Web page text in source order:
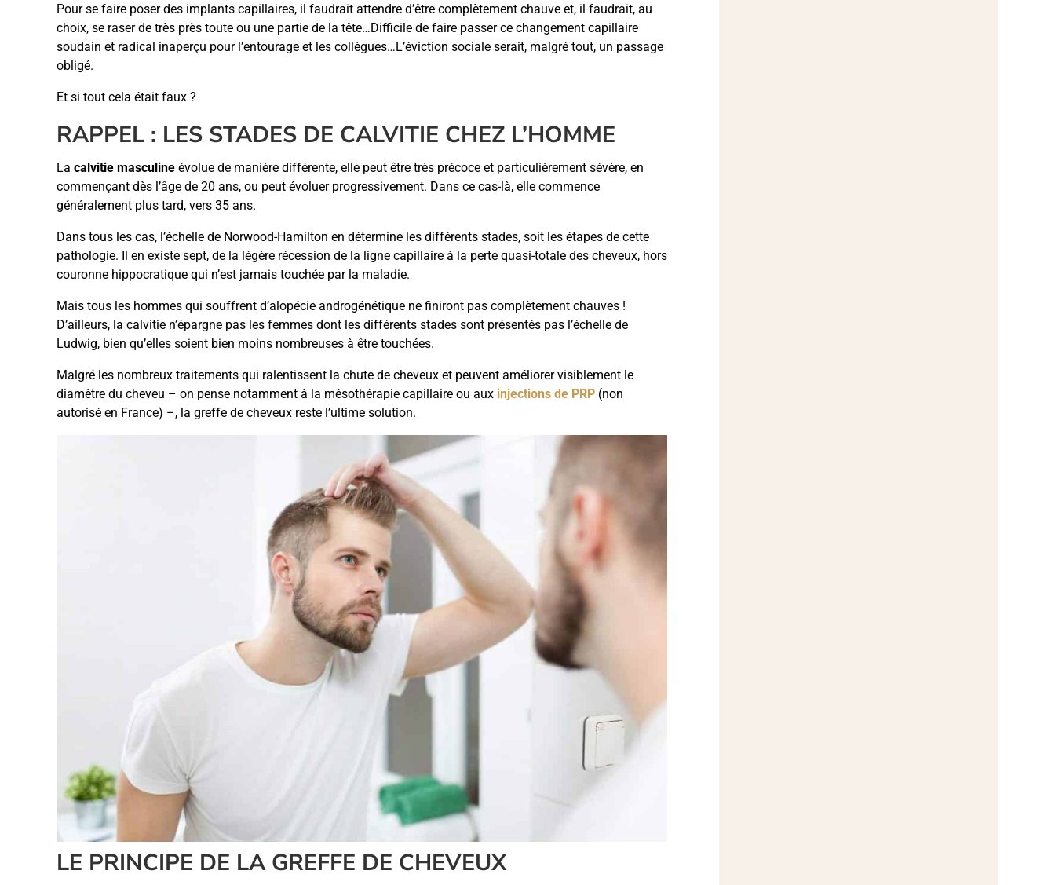
Pour se faire poser des implants capillaires, il faudrait attendre d’être complètement chauve et, il faudrait, au
choix, se raser de très près toute ou une partie de la tête…Difficile de faire passer ce changement capillaire
soudain et radical inaperçu pour l’entourage et les collègues…L’éviction sociale serait, malgré tout, un passage
obligé.
Et si tout cela était faux ?
RAPPEL : LES STADES DE CALVITIE CHEZ L’HOMME
La calvitie masculine évolue de manière différente, elle peut être très précoce et particulièrement sévère, en
commençant dès l’âge de 20 ans, ou peut évoluer progressivement. Dans ce cas-là, elle commence
généralement plus tard, vers 35 ans.
Dans tous les cas, l’échelle de Norwood-Hamilton en détermine les différents stades, soit les étapes de cette
pathologie. Il en existe sept, de la légère récession de la ligne capillaire à la perte quasi-totale des cheveux, hors
couronne hippocratique qui n’est jamais touchée par la maladie.
Mais tous les hommes qui souffrent d’alopécie androgénétique ne finiront pas complètement chauves !
D’ailleurs, la calvitie n’épargne pas les femmes dont les différents stades sont présentés pas l’échelle de
Ludwig, bien qu’elles soient bien moins nombreuses à être touchées.
Malgré les nombreux traitements qui ralentissent la chute de cheveux et peuvent améliorer visiblement le
diamètre du cheveu – on pense notamment à la mésothérapie capillaire ou aux injections de PRP (non
autorisé en France) –, la greffe de cheveux reste l’ultime solution.
LE PRINCIPE DE LA GREFFE DE CHEVEUX